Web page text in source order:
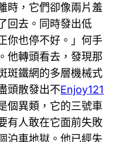
時，它們卻像兩片羞
回去。同時發出低
你也停不好。」何手
他轉頭看去，發現那
斑鐵網的多層機械式
頭散發出不Enjoy121
個異類，它的三號車
有人敢在它面前失敗
泊車地獄。他已經失